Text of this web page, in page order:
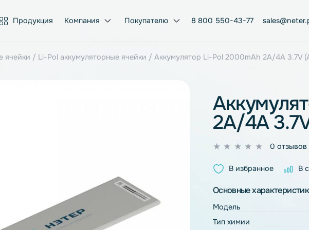
Продукция Компания Покупателю 8 800 550-43-77
ячейки / Li-Pol аккумуляторные ячейки/ Аккумулятор Li-Pol 2000mAh
2A/
0
5
В
Основные